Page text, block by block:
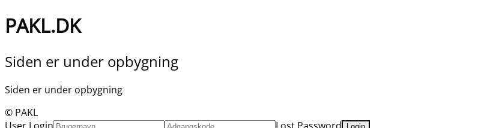
PAKL.DK
Siden er under opbygning
Siden er under opbygning
© PAKL